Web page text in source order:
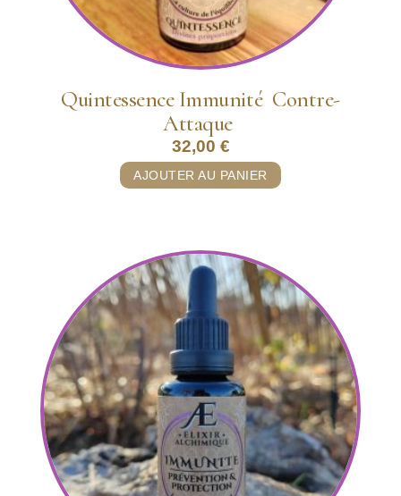
Quintessence Immunité Contre-
Attaque
32,00 €
AJOUTER AU PANIER